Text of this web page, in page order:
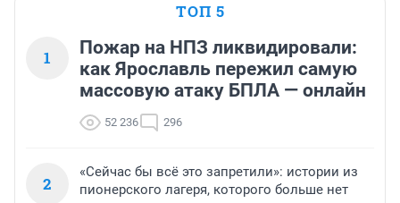
ТОП 5
1
Пожар на НПЗ ликвидировали:
как Ярославль пережил самую
массовую атаку БПЛА — онлайн
52 236 296
2
«Сейчас бы всё это запретили»: истории из
пионерского лагеря, которого больше нет